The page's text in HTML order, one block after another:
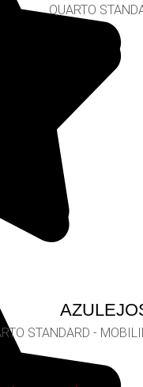
QUARTO
STANDARD -